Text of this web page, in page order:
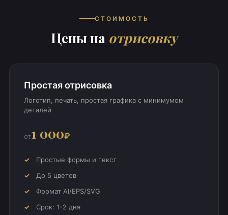
СТОИМОСТЬ
Цены на отрисовку
Простая отрисовка
Логотип, печать, простая графика с минимумом
деталей
от1 000₽
Простые формы и текст
До 5 цветов
Формат AI/EPS/SVG
Срок: 1-2 дня